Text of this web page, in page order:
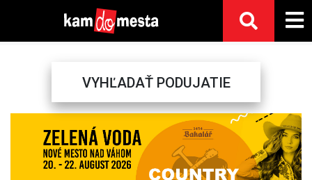
VYHĽADAŤ PODUJATIE